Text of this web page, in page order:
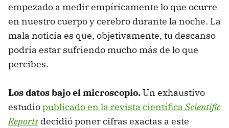
empezado a medir empíricamente lo que ocurre
en nuestro cuerpo y cerebro durante la noche. La
mala noticia es que, objetivamente, tu descanso
podría estar sufriendo mucho más de lo que
percibes.
Los datos bajo el microscopio.Un exhaustivo
estudiopublicado en la revista científica Scientific
Reports decidió poner cifras exactas a este